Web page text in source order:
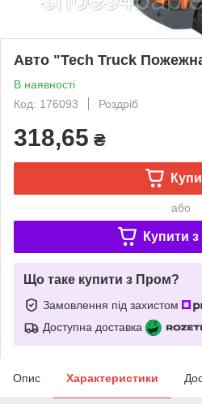
Авто "Tech Truck
В наявності
Код: 176093
Роздріб
318,65 ₴
або
Купити з
Що таке купити з Пром?
Замовлення під захистом
Доступна доставка
Опис Характеристики